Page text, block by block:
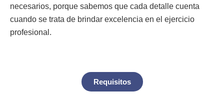
necesarios, porque sabemos que cada detalle cuenta
cuando se trata de brindar excelencia en el ejercicio
profesional.
Requisitos